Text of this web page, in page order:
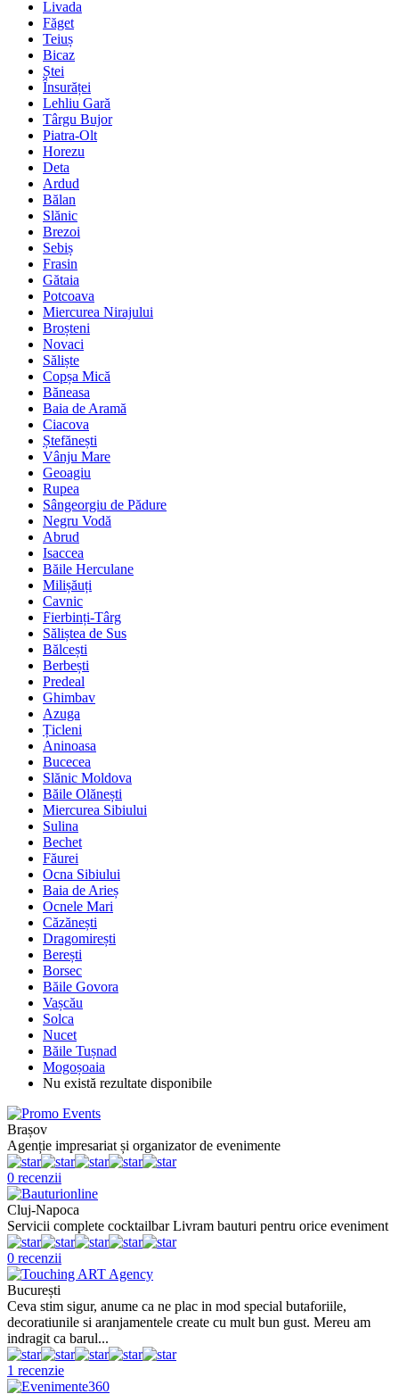
Livada
Făget
Teiuș
Bicaz
Ștei
Însurăței
Lehliu Gară
Târgu Bujor
Piatra-Olt
Horezu
Deta
Ardud
Bălan
Slănic
Brezoi
Sebiș
Frasin
Gătaia
Potcoava
Miercurea Nirajului
Broșteni
Novaci
Săliște
Copșa Mică
Băneasa
Baia de Aramă
Ciacova
Ștefănești
Vânju Mare
Geoagiu
Rupea
Sângeorgiu de Pădure
Negru Vodă
Abrud
Isaccea
Băile Herculane
Milișăuți
Cavnic
Fierbinți-Târg
Săliștea de Sus
Bălcești
Berbești
Predeal
Ghimbav
Azuga
Țicleni
Aninoasa
Bucecea
Slănic Moldova
Băile Olănești
Miercurea Sibiului
Sulina
Bechet
Făurei
Ocna Sibiului
Baia de Arieș
Ocnele Mari
Căzănești
Dragomirești
Berești
Borsec
Băile Govora
Vașcău
Solca
Nucet
Băile Tușnad
Mogoșoaia
Nu există rezultate disponibile
Brașov
Agenție impresariat și organizator de evenimente
0 recenzii
Cluj-Napoca
Servicii complete cocktailbar Livram bauturi pentru orice eveniment
0 recenzii
București
Ceva stim sigur, anume ca ne plac in mod special butaforiile,
decoratiunile si aranjamentele create cu mult bun gust. Mereu am
indragit ca barul...
1 recenzie